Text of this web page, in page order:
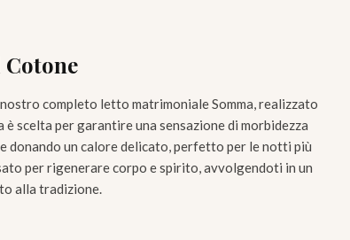
completo letto matrimoniale Somma, realizzato
scelta per garantire una sensazione di morbidezza
donando un calore delicato, perfetto per le notti più
per rigenerare corpo e spirito, avvolgendoti in un
alla tradizione.